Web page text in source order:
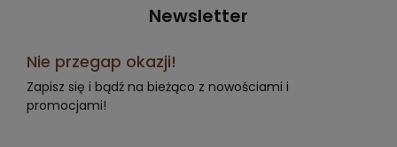
Newsletter
Nie przegap okazji!
Zapisz się i bądź na bieżąco z nowościami i
promocjami!